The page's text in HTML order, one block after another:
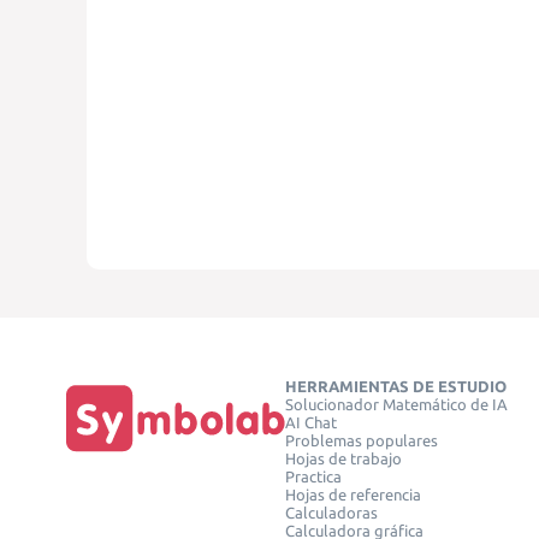
HERRAMIENTAS DE ESTUDIO
Solucionador Matemático de IA
AI Chat
Problemas populares
Hojas de trabajo
Practica
Hojas de referencia
Calculadoras
Calculadora gráfica